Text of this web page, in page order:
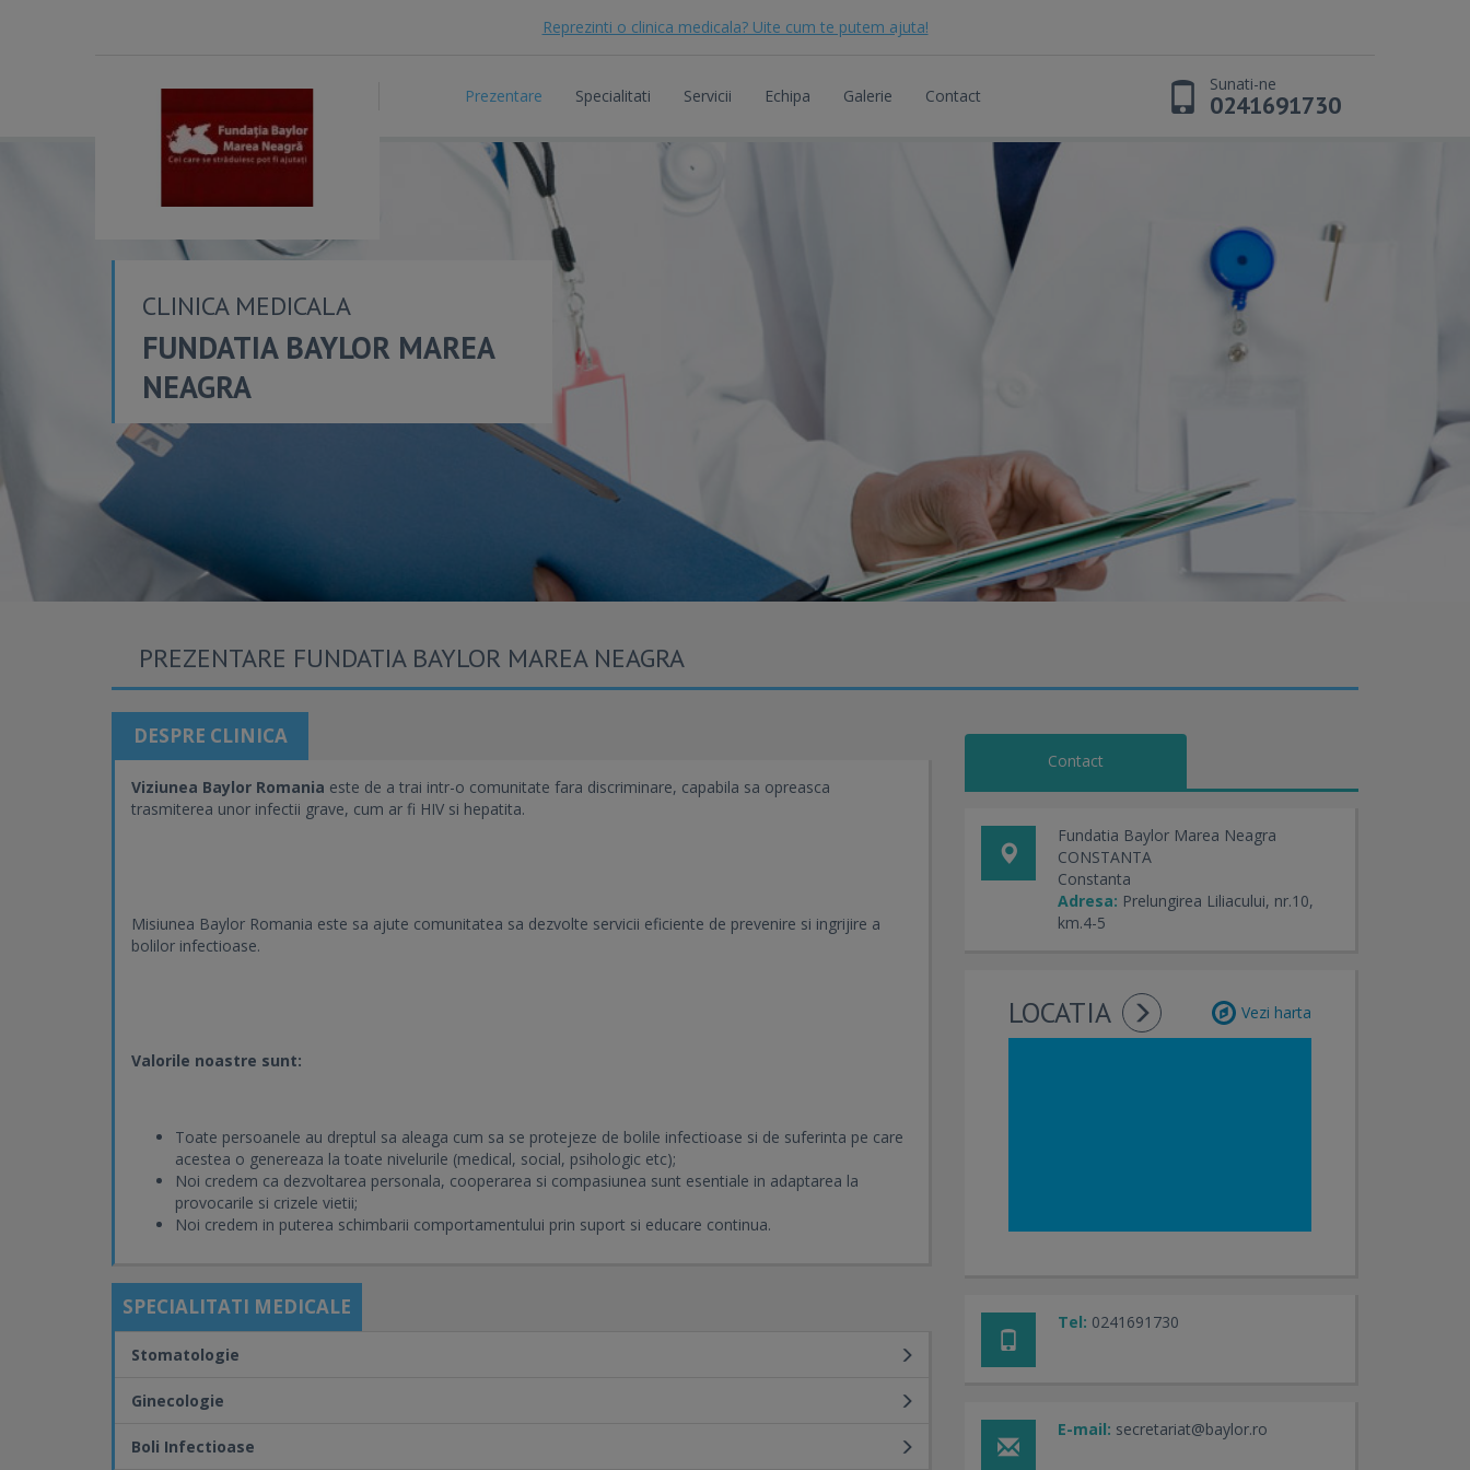
Reprezinti o clinica medicala? Uite cum te putem ajuta!
Prezentare Specialitati Servicii Echipa Galerie Contact
Sunati-ne
0241691730
CLINICA MEDICALA
FUNDATIA BAYLOR MAREA
NEAGRA
PREZENTARE FUNDATIA BAYLOR MAREA NEAGRA
DESPRE CLINICA
Viziunea Baylor Romania este de a trai intr-o comunitate fara discriminare, capabila sa opreasca
trasmiterea unor infectii grave, cum ar fi HIV si hepatita.
Misiunea Baylor Romania este sa ajute comunitatea sa dezvolte servicii eficiente de prevenire si ingrijire a
bolilor infectioase.
Valorile noastre sunt:
Toate persoanele au dreptul sa aleaga cum sa se protejeze de bolile infectioase si de suferinta pe care
acestea o genereaza la toate nivelurile (medical, social, psihologic etc);
Noi credem ca dezvoltarea personala, cooperarea si compasiunea sunt esentiale in adaptarea la
provocarile si crizele vietii;
Noi credem in puterea schimbarii comportamentului prin suport si educare continua.
SPECIALITATI MEDICALE
Stomatologie
Ginecologie
Boli Infectioase
Contact
Fundatia Baylor Marea Neagra
CONSTANTA
Constanta
Adresa: Prelungirea Liliacului, nr.10,
km.4-5
LOCATIA Vezi harta
Tel: 0241691730
E-mail: secretariat@baylor.ro